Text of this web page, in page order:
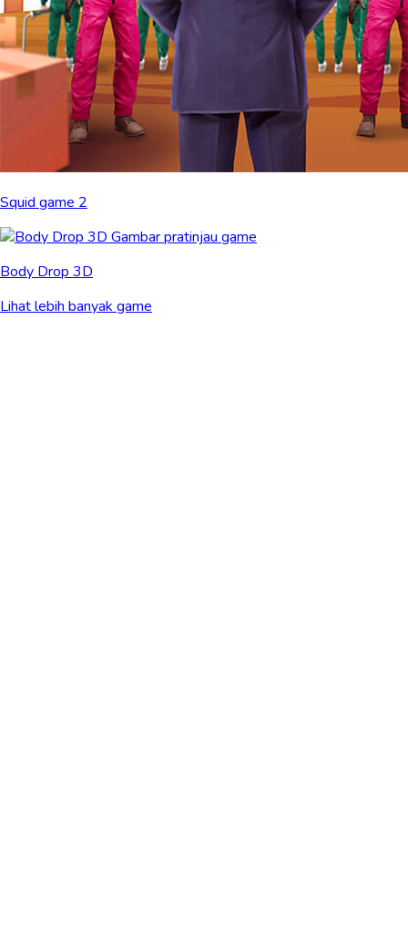
Squid game 2
Body Drop 3D
Lihat lebih banyak game